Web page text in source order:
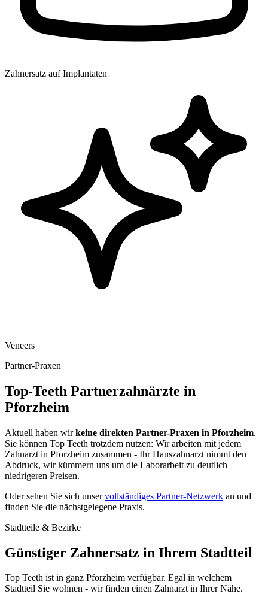
Zahnersatz auf Implantaten
Veneers
Partner-Praxen
Top-Teeth Partnerzahnärzte in
Pforzheim
Aktuell haben wirkeine direkten Partner-Praxen in Pforzheim.
Sie können Top Teeth trotzdem nutzen: Wir arbeiten mit jedem
Zahnarzt in Pforzheim zusammen - Ihr Hauszahnarzt nimmt den
Abdruck, wir kümmern uns um die Laborarbeit zu deutlich
niedrigeren Preisen.
Oder sehen Sie sich unservollständiges Partner-Netzwerk an und
finden Sie die nächstgelegene Praxis.
Stadtteile & Bezirke
Günstiger Zahnersatz in Ihrem Stadtteil
Top Teeth ist in ganz Pforzheim verfügbar. Egal in welchem
Stadtteil Sie wohnen - wir finden einen Zahnarzt in Ihrer Nähe.